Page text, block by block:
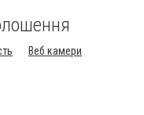
Веб камери